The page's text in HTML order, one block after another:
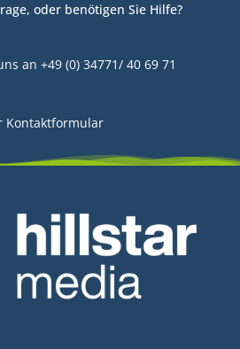
oder benötigen Sie Hilfe?
an +49 (0) 34771/ 40 69 71
Kontaktformular